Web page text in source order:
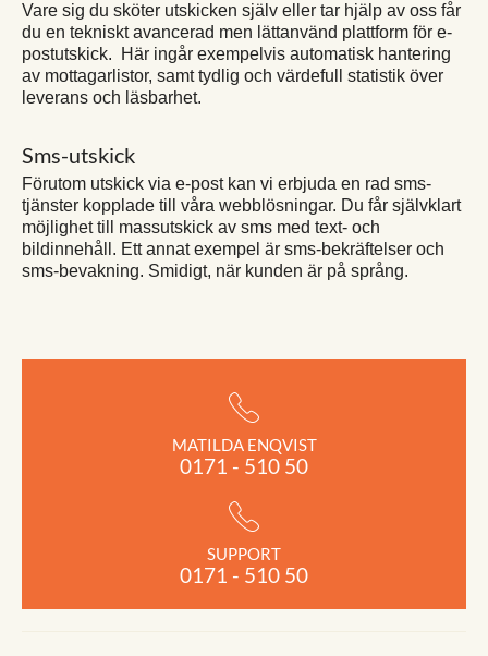
Vare sig du sköter utskicken själv eller tar hjälp av oss får
du en tekniskt avancerad men lättanvänd plattform för e-
postutskick. Här ingår exempelvis automatisk hantering
av mottagarlistor, samt tydlig och värdefull statistik över
leverans och läsbarhet.
Sms-utskick
Förutom utskick via e-post kan vi erbjuda en rad sms-
tjänster kopplade till våra webblösningar. Du får självklart
möjlighet till massutskick av sms med text- och
bildinnehåll. Ett annat exempel är sms-bekräftelser och
sms-bevakning. Smidigt, när kunden är på språng.
MATILDA ENQVIST
0171 - 510 50
SUPPORT
0171 - 510 50